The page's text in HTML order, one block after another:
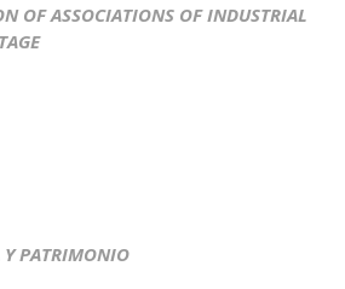
OF ASSOCIATIONS OF INDUSTRIAL
PATRIMONIO